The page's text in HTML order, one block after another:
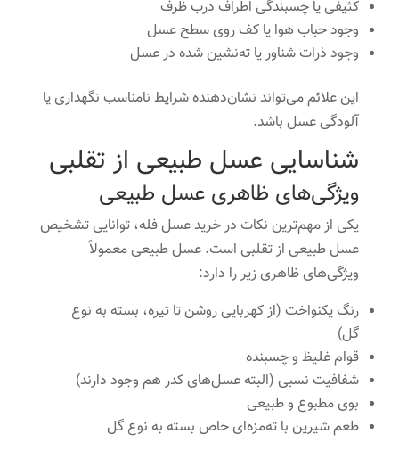
کثیفی یا چسبندگی اطراف درب ظرف
وجود حباب هوا یا کف روی سطح عسل
وجود ذرات شناور یا ته‌نشین شده در عسل
این علائم می‌تواند نشان‌دهنده شرایط نامناسب نگهداری یا
آلودگی عسل باشد.
شناسایی عسل طبیعی از تقلبی
ویژگی‌های ظاهری عسل طبیعی
یکی از مهم‌ترین نکات در خرید عسل فله، توانایی تشخیص
عسل طبیعی از تقلبی است. عسل طبیعی معمولاً
ویژگی‌های ظاهری زیر را دارد:
رنگ یکنواخت (از کهربایی روشن تا تیره، بسته به نوع
گل)
قوام غلیظ و چسبنده
شفافیت نسبی (البته عسل‌های کدر هم وجود دارند)
بوی مطبوع و طبیعی
طعم شیرین با ته‌مزه‌ای خاص بسته به نوع گل